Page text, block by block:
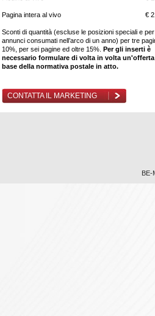
€
Pagina intera al vivo
Sconti di quantità (escluse le posizioni speciali e per
annunci consumati nell’arco di un anno) per tre
10%, per sei pagine ed oltre 15%.Per gli inserti è
necessario formulare di volta in volta
base della normativa postale in atto.
CONTATTA IL MARKETING
BE-